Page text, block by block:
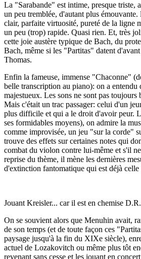
La "Sarabande" est intime, presque triste,
un peu tremblée, d'autant plus
clair, parfaite virtuosité, pureté de la ligne
un peu (trop) rapide. Quasi rien. Et, très
cette joie austère typique de Bach, du
Bach, même si les "Partitas" datent
Thomas.
Enfin la fameuse, immense "Chaconne"
belle transcription au piano): on a entendu
majestueux. Les sons ne sont pas toujours
Mais c'était un trac passager: celui d'un
plus difficile et qui a le droit d'avoir peur.
ses formidables moyens), on admire la
comme improvisée, un jeu "sur la corde"
trouve des effets sur certaines notes qui
combat du violon contre lui-même et s'il
reprise du thème, il mène les dernières
d'extinction fantomatique qui est déjà
Jouant Kreisler... car il est en chemise D.R.
On se souvient alors que Menuhin avait,
de son temps (et de toute façon ces
paysage jusqu'à la fin du XIXe siècle),
actuel de Lozakovitch ou même plus tôt
revenant sans cesse et les jouant en